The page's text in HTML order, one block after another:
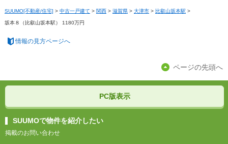
SUUMO[不動産/住宅] > 中古一戸建て > 関西 > 滋賀県 > 大津市 > 比叡山坂本駅 >
坂本８（比叡山坂本駅） 1180万円
情報の見方ページへ
ページの先頭へ
PC版表示
SUUMOで物件を紹介したい
掲載のお問い合わせ